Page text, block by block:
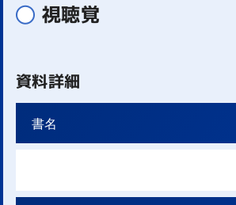
視聴覚
資料詳細